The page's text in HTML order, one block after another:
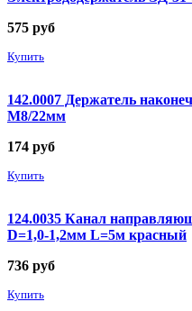
575 руб
Купить
142.0007 Держатель
М8/22мм
174 руб
Купить
124.0035 Канал
D=1,0-1,2мм L=5м красный
736 руб
Купить